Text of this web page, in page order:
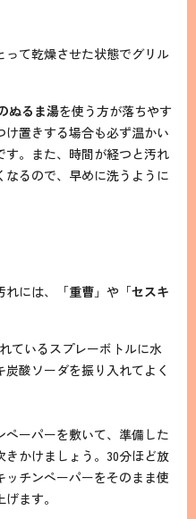
て乾燥させた状態でグリル
ぬるま湯を使う方が落ちやす
け置きする場合も必ず温かい
。また、時間が経つと汚れ
るので、早めに洗うように
れには、「重曹 」や「セスキ
ているスプレーボトルに水
酸ソーダを振り入れてよく
ーパーを敷いて、準備した
かけましょう。30分ほど放
チンペーパーをそのまま使
ます。